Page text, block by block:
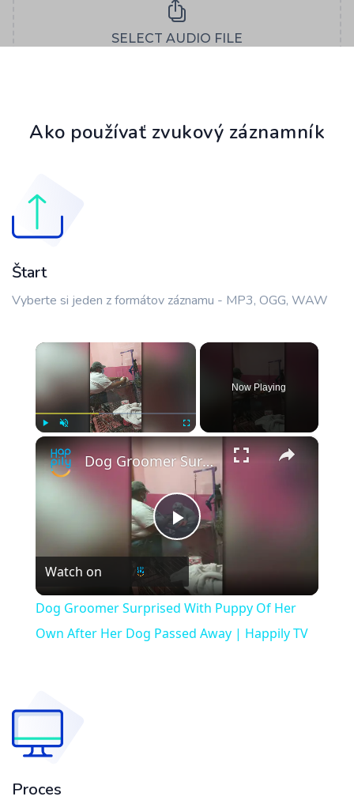
Ako používať zvukový záznamník
Štart
Vyberte si jeden z formátov záznamu - MP3, OGG, WAW
×
Now Playing
×
Play
Video
Dog Groomer Surprised With Puppy Of Her Own After Her Dog Passed Away | Happily TV
Watch on
Dog Groomer Surprised With Puppy Of Her
Own After Her Dog Passed Away | Happily TV
Proces